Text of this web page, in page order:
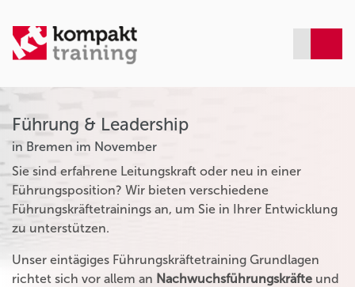
Führung & Leadership
in Bremen im November
Sie sind erfahrene Leitungskraft oder neu in einer
Führungsposition? Wir bieten verschiedene
Führungskräftetrainings an, um Sie in Ihrer Entwicklung
zu unterstützen.
Unser eintägiges Führungskräftetraining Grundlagen
richtet sich vor allem an Nachwuchsführungskräfte und